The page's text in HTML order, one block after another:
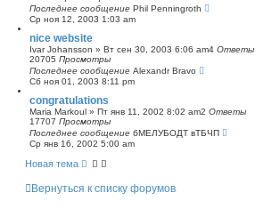
Последнее сообщение Phil Penningroth
Ср ноя 12, 2003 1:03 am
nice website
Ivar Johansson » Вт сен 30, 2003 6:06 am4 Ответы
20705 Просмотры
Последнее сообщение Alexandr Bravo
Сб ноя 01, 2003 8:11 pm
congratulations
Maria Markoul » Пт янв 11, 2002 8:02 am2 Ответы
17707 Просмотры
Последнее сообщение бМЕЛУБОДТ вТБЧП
Ср янв 16, 2002 5:00 am
Новая тема
Вернуться к списку форумов